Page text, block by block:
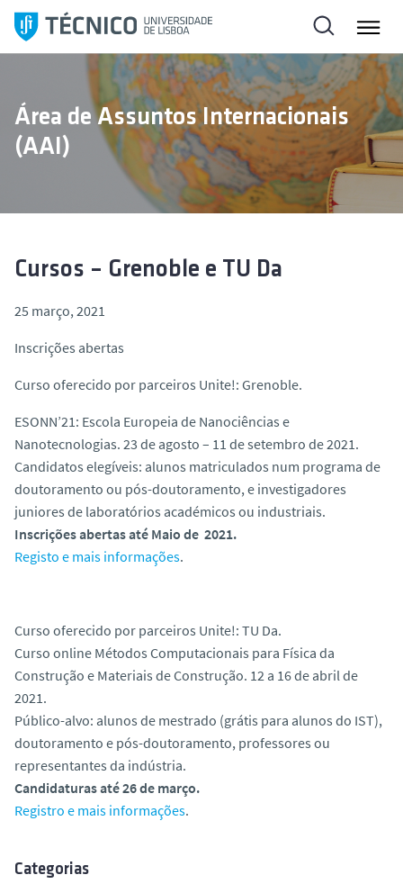
l
a
Área de Assuntos Internacionais
(AAI)
Cursos – Grenoble e TU Da
25 março, 2021
Inscrições abertas
Curso oferecido por parceiros Unite!: Grenoble.
ESONN’21: Escola Europeia de Nanociências e
Nanotecnologias. 23 de agosto – 11 de setembro de 2021.
Candidatos elegíveis: alunos matriculados num programa de
doutoramento ou pós-doutoramento, e investigadores
juniores de laboratórios académicos ou industriais.
Inscrições abertas até Maio de 2021.
Registo e mais informações.
Curso oferecido por parceiros Unite!: TU Da.
Curso online Métodos Computacionais para Física da
Construção e Materiais de Construção. 12 a 16 de abril de
2021.
Público-alvo: alunos de mestrado (grátis para alunos do IST),
doutoramento e pós-doutoramento, professores ou
representantes da indústria.
Candidaturas até 26 de março.
Registro e mais informações.
Categorias